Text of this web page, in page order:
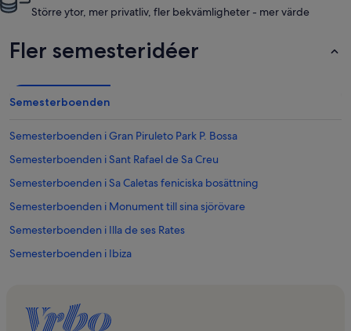
Större ytor, mer privatliv, fler bekvämligheter - mer värde
Fler semesteridéer
Semesterboenden
Semesterboenden i Gran Piruleto Park P. Bossa
Semesterboenden i Sant Rafael de Sa Creu
Semesterboenden i Sa Caletas feniciska bosättning
Semesterboenden i Monument till sina sjörövare
Semesterboenden i Illa de ses Rates
Semesterboenden i Ibiza
Semesterboenden i Sant Josep de sa Talaia
Semesterboenden i Figueretas